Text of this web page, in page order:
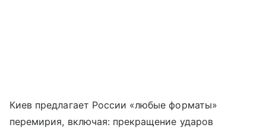
Киев предлагает России «любые форматы»
перемирия, включая: прекращение ударов